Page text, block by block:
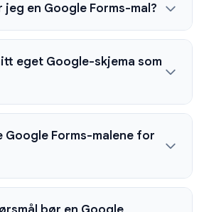
en Google Forms-mal?
eget Google-skjema som
Google Forms-malene for